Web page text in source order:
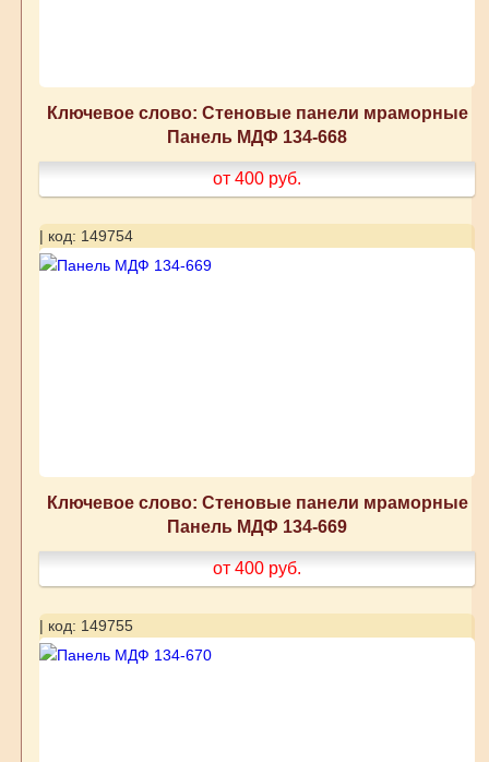
Ключевое слово: Стеновые панели мраморные
Панель МДФ 134-668
от 400 руб.
| код: 149754
Ключевое слово: Стеновые панели мраморные
Панель МДФ 134-669
от 400 руб.
| код: 149755